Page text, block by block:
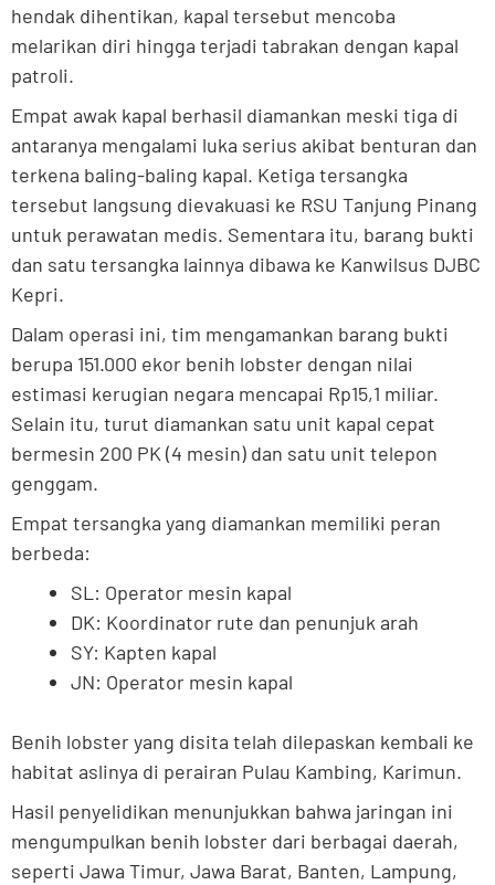
hendak dihentikan, kapal tersebut mencoba
melarikan diri hingga terjadi tabrakan dengan kapal
patroli.
Empat awak kapal berhasil diamankan meski tiga di
antaranya mengalami luka serius akibat benturan dan
terkena baling-baling kapal. Ketiga tersangka
tersebut langsung dievakuasi ke RSU Tanjung Pinang
untuk perawatan medis. Sementara itu, barang bukti
dan satu tersangka lainnya dibawa ke Kanwilsus DJBC
Kepri.
Dalam operasi ini, tim mengamankan barang bukti
berupa 151.000 ekor benih lobster dengan nilai
estimasi kerugian negara mencapai Rp15,1 miliar.
Selain itu, turut diamankan satu unit kapal cepat
bermesin 200 PK (4 mesin) dan satu unit telepon
genggam.
Empat tersangka yang diamankan memiliki peran
berbeda:
SL: Operator mesin kapal
DK: Koordinator rute dan penunjuk arah
SY: Kapten kapal
JN: Operator mesin kapal
Benih lobster yang disita telah dilepaskan kembali ke
habitat aslinya di perairan Pulau Kambing, Karimun.
Hasil penyelidikan menunjukkan bahwa jaringan ini
mengumpulkan benih lobster dari berbagai daerah,
seperti Jawa Timur, Jawa Barat, Banten, Lampung,